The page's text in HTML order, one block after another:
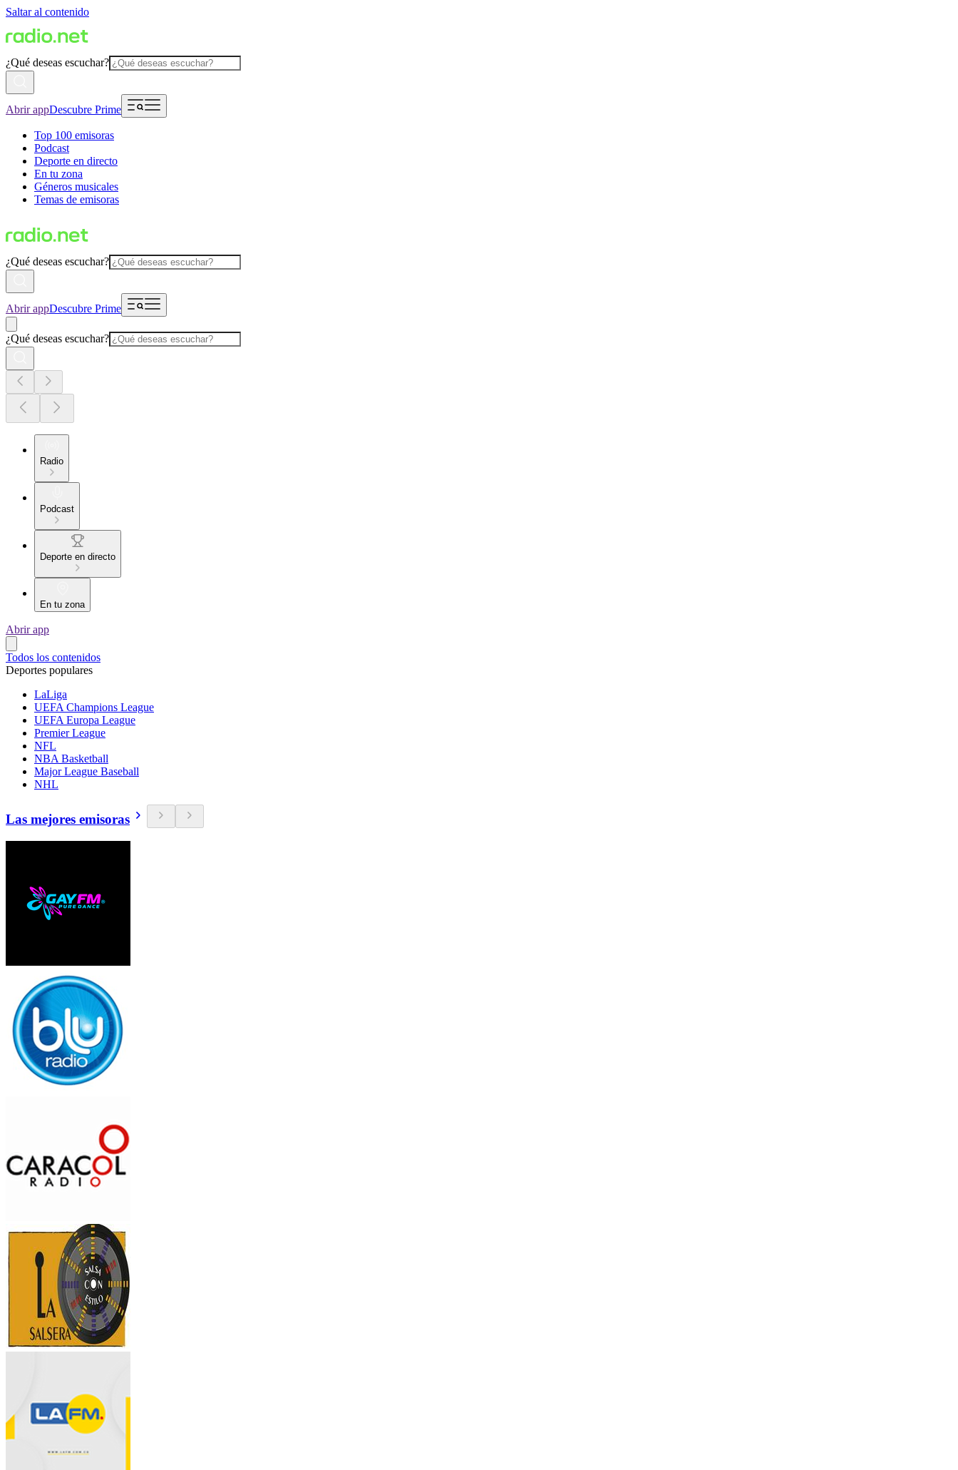
Saltar al contenido
¿Qué deseas escuchar?
Abrir appDescubre Prime
Top 100 emisoras
Podcast
Deporte en directo
En tu zona
Géneros musicales
Temas de emisoras
¿Qué deseas escuchar?
Abrir appDescubre Prime
¿Qué deseas escuchar?
Radio
Podcast
Deporte en directo
En tu zona
Abrir app
Todos los contenidos
Deportes populares
LaLiga
UEFA Champions League
UEFA Europa League
Premier League
NFL
NBA Basketball
Major League Baseball
NHL
Las mejores emisoras